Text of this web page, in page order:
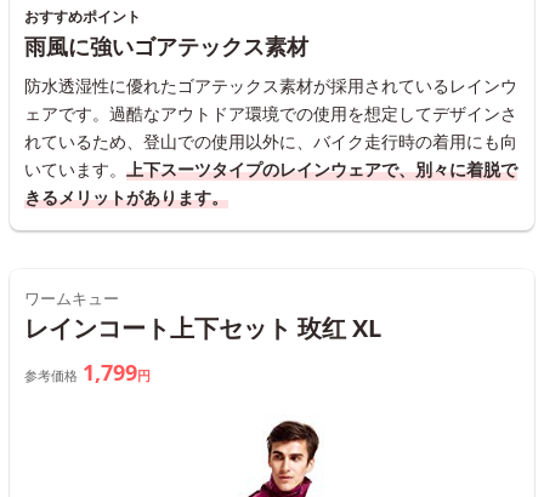
おすすめポイント
雨風に強いゴアテックス素材
防水透湿性に優れたゴアテックス素材が採用されているレインウ
ェアです。過酷なアウトドア環境での使用を想定してデザインさ
れているため、登山での使用以外に、バイク走行時の着用にも向
いています。 上下スーツタイプのレインウェアで、別々に着脱で
きるメリットがあります。
ワームキュー
レインコート上下セット 玫红 XL
参考価格 1,799円